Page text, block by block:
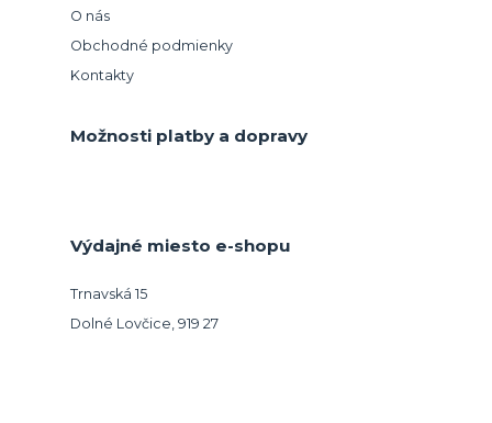
O nás
Obchodné podmienky
Kontakty
Možnosti platby a dopravy
Výdajné miesto e-shopu
Trnavská 15
Dolné Lovčice, 919 27